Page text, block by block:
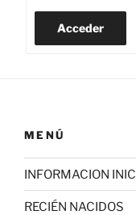
Acceder
MENÚ
INFORMACION
RECIÉN NACIDOS